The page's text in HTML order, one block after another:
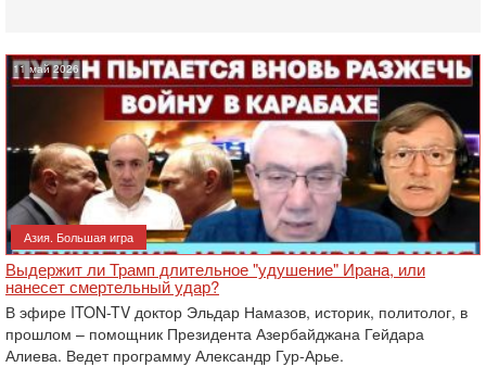
11 май 2026
Азия. Большая игра
Выдержит ли Трамп длительное "удушение" Ирана, или
нанесет смертельный удар?
В эфире ITON-TV доктор Эльдар Намазов, историк, политолог, в
прошлом – помощник Президента Азербайджана Гейдара
Алиева. Ведет программу Александр Гур-Арье.